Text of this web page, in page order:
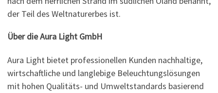
der Teil des Weltnaturerbes ist.
Über die Aura Light GmbH
Aura Light bietet professionellen Kunden nachhaltige,
wirtschaftliche und langlebige Beleuchtungslösungen
mit hohen Qualitäts- und Umweltstandards basierend